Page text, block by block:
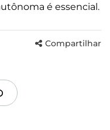
é essencial.
Compartilhar